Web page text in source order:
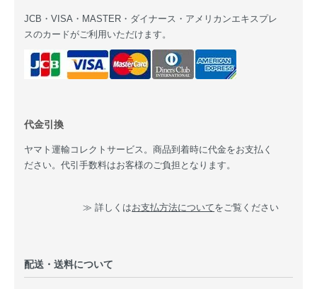
JCB・VISA・MASTER・ダイナース・アメリカンエキスプレ
スのカードがご利用いただけます。
代金引換
ヤマト運輸コレクトサービス。商品到着時に代金をお支払く
ださい。代引手数料はお客様のご負担となります。
≫ 詳しくはお支払方法についてをご覧ください
配送・送料について